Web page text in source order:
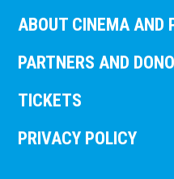
ABOUT CINEMA AND
PARTNERS AND
TICKETS
PRIVACY POLICY